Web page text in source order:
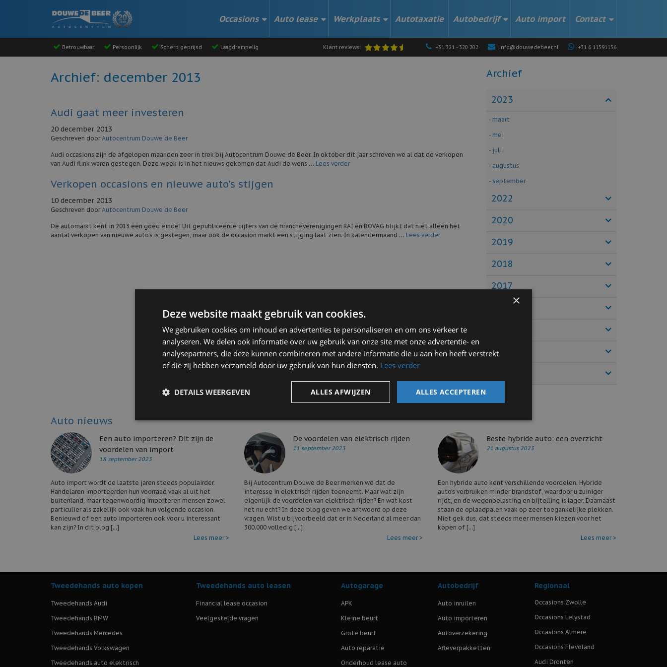
Occasions Auto lease Werkplaats Autotaxatie Autobedrijf Auto import Contact
Betrouwbaar Persoonlijk Scherp geprijsd Laagdrempelig Klant reviews: +31 321 - 320 202 info@douwedebeer.nl +31 6 11591156
Archief: december 2013
Audi gaat meer investeren
20 december 2013
Geschreven doorAutocentrum Douwe de Beer
Audi occasions zijn de afgelopen maanden zeer in trek bij Autocentrum Douwe de Beer. In oktober dit jaar schreven we al dat de verkopen
van Audi flink waren gestegen. Deze week is in het nieuws gekomen dat Audi de wens … Lees verder
Verkopen occasions en nieuwe auto’s stijgen
10 december 2013
Geschreven doorAutocentrum Douwe de Beer
De automarkt kent in 2013 een goed einde! Uit gepubliceerde cijfers van de brancheverenigingen RAI en BOVAG blijkt dat niet alleen het
aantal verkopen van nieuwe auto’s is gestegen, maar ook de occasion markt een stijging laat zien. In kalendermaand … Lees verder
Archief
2023
- maart
- mei
- juli
- augustus
- september
2022
2020
2019
2018
2017
2014
Auto nieuws
Een auto importeren? Dit zijn de
voordelen van import
18 september 2023
Auto import wordt de laatste jaren steeds populairder.
Handelaren importeerden hun voorraad vaak al uit het
buitenland, maar tegenwoordig importeren mensen zowel
particulier als zakelijk ook vaak hun volgende occasion.
Benieuwd of een auto importeren ook voor u interessant
kan zijn? In dit blog [...]
Lees meer >
De voordelen van elektrisch rijden
11 september 2023
Bij Autocentrum Douwe de Beer merken we dat de
interesse in elektrisch rijden toeneemt. Maar wat zijn
eigenlijk de voordelen van elektrisch rijden? En wat kost
het nu echt? In deze blog geven we antwoord op deze
vragen. Wist u bijvoorbeeld dat er in Nederland al meer dan
300.000 volledig [...]
Lees meer >
Beste hybride auto: een overzicht
21 augustus 2023
Een hybride auto kent verschillende voordelen. Hybride
auto's verbruiken minder brandstof, waardoor u zuiniger
rijdt, en de wegenbelasting en bijtelling is lager. Daarnaast
staan de oplaadpalen vaak op zeer toegankelijke plekken.
Niet gek dus, dat steeds meer mensen kiezen voor het
kopen of [...]
Lees meer >
Tweedehands auto kopen
Tweedehands Audi
Tweedehands BMW
Tweedehands Mercedes
Tweedehands Volkswagen
Tweedehands auto elektrisch
Tweedehands auto leasen
Financial lease occasion
Veelgestelde vragen
Autogarage
APK
Kleine beurt
Grote beurt
Auto reparatie
Onderhoud lease auto
Autobedrijf
Auto inruilen
Auto importeren
Autoverzekering
Afleverpakketten
Regionaal
Occasions Zwolle
Occasions Lelystad
Occasions Almere
Occasions Flevoland
Audi Dronten
×
Deze website maakt gebruik van cookies.
We gebruiken cookies om inhoud en advertenties te personaliseren en om ons verkeer te
analyseren. We delen ook informatie over uw gebruik van onze site met onze advertentie- en
analysepartners, die deze kunnen combineren met andere informatie die u aan hen heeft verstrekt
of die zij hebben verzameld door uw gebruik van hun diensten. Lees verder
ALLES ACCEPTEREN
ALLES AFWIJZEN
DETAILS WEERGEVEN